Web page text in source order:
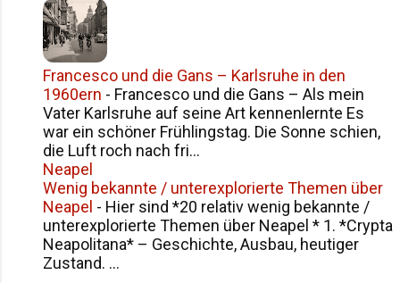
Francesco und die Gans – Karlsruhe in den
1960ern - Francesco und die Gans – Als mein
Vater Karlsruhe auf seine Art kennenlernte Es
war ein schöner Frühlingstag. Die Sonne schien,
die Luft roch nach fri...
Neapel
Wenig bekannte / unterexplorierte Themen über
Neapel - Hier sind *20 relativ wenig bekannte /
unterexplorierte Themen über Neapel * 1. *Crypta
Neapolitana* – Geschichte, Ausbau, heutiger
Zustand. ...